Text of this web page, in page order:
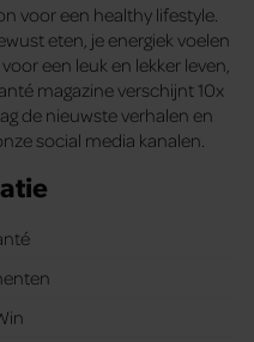
voor een healthy lifestyle.
eten, je energiek voelen
een leuk en lekker leven,
magazine verschijnt 10x
de nieuwste verhalen en
social media kanalen.